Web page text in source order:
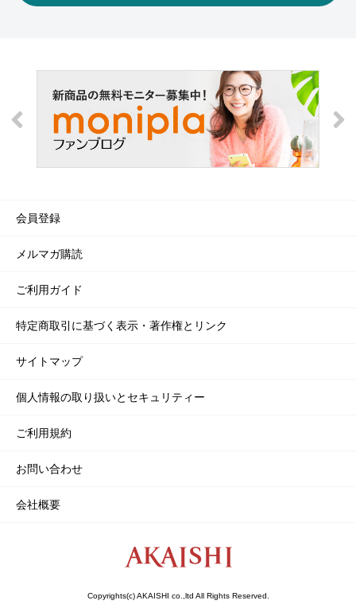
会員登録
メルマガ購読
ご利用ガイド
特定商取引に基づく表示・著作権とリンク
サイトマップ
個人情報の取り扱いとセキュリティー
ご利用規約
お問い合わせ
会社概要
Copyrights(c) AKAISHI co.,ltd All Rights Reserved.